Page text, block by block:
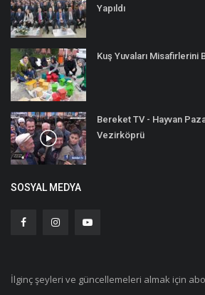
Yapıldı
Kuş Yuvaları Misafirlerini
Bereket TV - Hayvan
Vezirköprü
SOSYAL MEDYA
İlginç şeyleri ve güncellemeleri almak için